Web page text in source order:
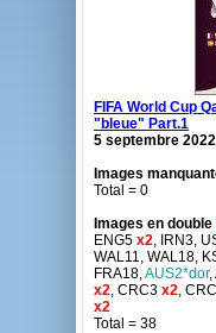
FIFA World Cup
"bleue" Part.1
5 septembre 2022
Images
Total = 0
Images en double
ENG5 x2, IRN3,
WAL11, WAL18,
FRA18,AUS2*dor,
x2, CRC3 x2,
x2
Total = 38